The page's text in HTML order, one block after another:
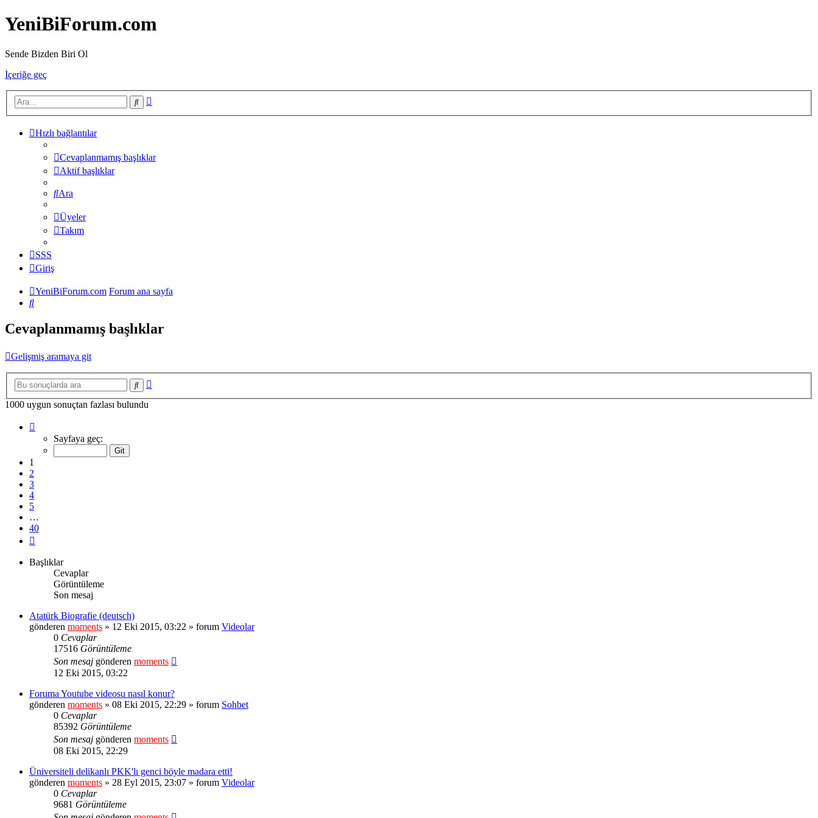
YeniBiForum.com
Sende Bizden Biri Ol
İçeriğe geç
Ara
Hızlı bağlantılar
Cevaplanmamış başlıklar
Aktif başlıklar
Ara
Üyeler
Takım
SSS
Giriş
YeniBiForum.com Forum ana sayfa
Ara
Cevaplanmamış başlıklar
Gelişmiş aramaya git
Ara
1000 uygun sonuçtan fazlası bulundu
sayfa
(Toplam
Sayfaya geç:
1
2
3
4
5
…
40
Başlıklar
Cevaplar
Görüntüleme
Son mesaj
Atatürk Biografie (deutsch)
gönderen moments » 12 Eki 2015, 03:22 » forum Videolar
0 Cevaplar
17516 Görüntüleme
Son mesaj gönderen moments
12 Eki 2015, 03:22
Foruma Youtube videosu nasıl konur?
gönderen moments » 08 Eki 2015, 22:29 » forum Sohbet
0 Cevaplar
85392 Görüntüleme
Son mesaj gönderen moments
08 Eki 2015, 22:29
Üniversiteli delikanlı PKK'lı genci böyle madara etti!
gönderen moments » 28 Eyl 2015, 23:07 » forum Videolar
0 Cevaplar
9681 Görüntüleme